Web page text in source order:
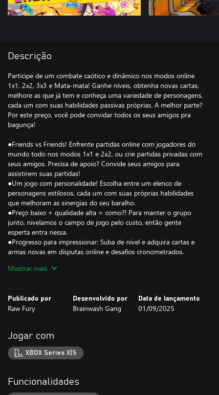
Descrição
Participe de um combate caótico e dinâmico nos modos online
1x1, 2x2, 3x3 e Mata-mata! Ganhe níveis, obtenha novas cartas,
melhore as que já tem e conheça uma variedade de personagens,
cada um com suas habilidades passivas próprias. A melhor parte?
Por este preço, você pode convidar todos os seus amigos pra
bagunça!
●Friends vs Friends! Enfrente partidas online com jogadores do
mundo todo nos modos 1x1 e 2x2, ou crie partidas privadas com
seus amigos. Precisa de apoio? Convide seus amigos para
assistirem suas partidas!
●Um jogo com personalidade! Escolha entre um elenco de
personagens estilosos, cada um com suas próprias habilidades
que melhoram as sinergias do seu baralho.
●Preço baixo + qualidade alta = como?! Para manter o grupo
junto, nivelamos o campo de jogo pelo custo, então gente
esperta entra nessa.
●Progresso para impressionar: Suba de nível e adquira cartas e
armas novas em disputas online e desafios cronometrados.
maldições. Suba o nível delas para deixá-las mais poderosas.
mapas e melhorias para a sua base.
●Mude o visual! Desbloqueie itens cosméticos incríveis, como
●Pratique, pratique e pratique! Enfrente bots para experimentar
novas combinações de cartas e melhorar suas habilidades.
Mostrar mais
Publicado por
Raw Fury
Desenvolvido por
Brainwash Gang
Data de lançamento
01/09/2025
Jogar com
XBOX Series X|S
Funcionalidades